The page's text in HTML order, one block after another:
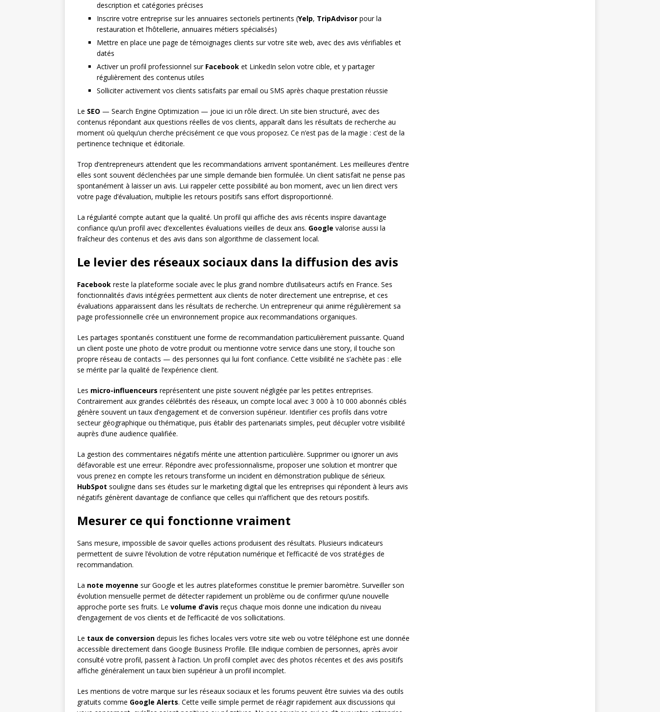
description et catégories précises
Inscrire votre entreprise sur les annuaires sectoriels pertinents (Yelp, TripAdvisor pour la
restauration et l’hôtellerie, annuaires métiers spécialisés)
Mettre en place une page de témoignages clients sur votre site web, avec des avis vérifiables et
datés
Activer un profil professionnel sur Facebook et LinkedIn selon votre cible, et y partager
régulièrement des contenus utiles
Solliciter activement vos clients satisfaits par email ou SMS après chaque prestation réussie
Le SEO — Search Engine Optimization — joue ici un rôle direct. Un site bien structuré, avec des
contenus répondant aux questions réelles de vos clients, apparaît dans les résultats de recherche au
moment où quelqu’un cherche précisément ce que vous proposez. Ce n’est pas de la magie : c’est de la
pertinence technique et éditoriale.
Trop d’entrepreneurs attendent que les recommandations arrivent spontanément. Les meilleures d’entre
elles sont souvent déclenchées par une simple demande bien formulée. Un client satisfait ne pense pas
spontanément à laisser un avis. Lui rappeler cette possibilité au bon moment, avec un lien direct vers
votre page d’évaluation, multiplie les retours positifs sans effort disproportionné.
La régularité compte autant que la qualité. Un profil qui affiche des avis récents inspire davantage
confiance qu’un profil avec d’excellentes évaluations vieilles de deux ans. Google valorise aussi la
fraîcheur des contenus et des avis dans son algorithme de classement local.
Le levier des réseaux sociaux dans la diffusion des avis
Facebook reste la plateforme sociale avec le plus grand nombre d’utilisateurs actifs en France. Ses
fonctionnalités d’avis intégrées permettent aux clients de noter directement une entreprise, et ces
évaluations apparaissent dans les résultats de recherche. Un entrepreneur qui anime régulièrement sa
page professionnelle crée un environnement propice aux recommandations organiques.
Les partages spontanés constituent une forme de recommandation particulièrement puissante. Quand
un client poste une photo de votre produit ou mentionne votre service dans une story, il touche son
propre réseau de contacts — des personnes qui lui font confiance. Cette visibilité ne s’achète pas : elle
se mérite par la qualité de l’expérience client.
Les micro-influenceurs représentent une piste souvent négligée par les petites entreprises.
Contrairement aux grandes célébrités des réseaux, un compte local avec 3 000 à 10 000 abonnés ciblés
génère souvent un taux d’engagement et de conversion supérieur. Identifier ces profils dans votre
secteur géographique ou thématique, puis établir des partenariats simples, peut décupler votre visibilité
auprès d’une audience qualifiée.
La gestion des commentaires négatifs mérite une attention particulière. Supprimer ou ignorer un avis
défavorable est une erreur. Répondre avec professionnalisme, proposer une solution et montrer que
vous prenez en compte les retours transforme un incident en démonstration publique de sérieux.
HubSpot souligne dans ses études sur le marketing digital que les entreprises qui répondent à leurs avis
négatifs génèrent davantage de confiance que celles qui n’affichent que des retours positifs.
Mesurer ce qui fonctionne vraiment
Sans mesure, impossible de savoir quelles actions produisent des résultats. Plusieurs indicateurs
permettent de suivre l’évolution de votre réputation numérique et l’efficacité de vos stratégies de
recommandation.
La note moyenne sur Google et les autres plateformes constitue le premier baromètre. Surveiller son
évolution mensuelle permet de détecter rapidement un problème ou de confirmer qu’une nouvelle
approche porte ses fruits. Le volume d’avis reçus chaque mois donne une indication du niveau
d’engagement de vos clients et de l’efficacité de vos sollicitations.
Le taux de conversion depuis les fiches locales vers votre site web ou votre téléphone est une donnée
accessible directement dans Google Business Profile. Elle indique combien de personnes, après avoir
consulté votre profil, passent à l’action. Un profil complet avec des photos récentes et des avis positifs
affiche généralement un taux bien supérieur à un profil incomplet.
Les mentions de votre marque sur les réseaux sociaux et les forums peuvent être suivies via des outils
gratuits comme Google Alerts. Cette veille simple permet de réagir rapidement aux discussions qui